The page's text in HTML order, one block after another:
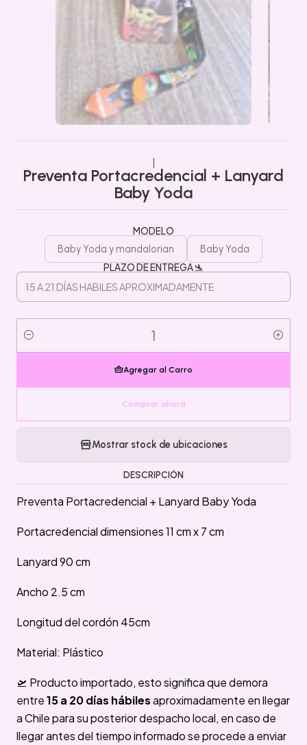
Preventa Portacredencial + Lanyard
Baby Yoda
MODELO
Baby Yoda y mandalorian Baby Yoda
PLAZO DE ENTREGA 🛬
Cantidad
Agregar al Carro
Comprar ahora
Mostrar stock de ubicaciones
DESCRIPCIÓN
Preventa Portacredencial + Lanyard Baby Yoda
Portacredencial dimensiones 11 cm x 7 cm
Lanyard 90 cm
Ancho 2.5 cm
Longitud del cordón 45cm
Material: Plástico
🛫 Producto importado, esto significa que demora
entre15 a 20 días hábilesaproximadamente en llegar
a Chile para su posterior despacho local, en caso de
llegar antes del tiempo informado se procede a enviar